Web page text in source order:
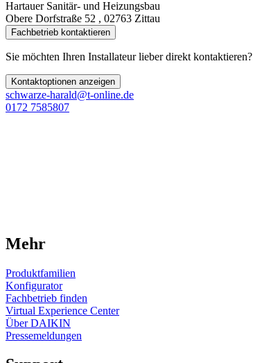
Hartauer Sanitär- und Heizungsbau
Obere Dorfstraße 52 , 02763 Zittau
Fachbetrieb kontaktieren
Sie möchten Ihren Installateur lieber direkt kontaktieren?
Kontaktoptionen anzeigen
schwarze-harald@t-online.de
0172 7585807
Mehr
Produktfamilien
Konfigurator
Fachbetrieb finden
Virtual Experience Center
Über DAIKIN
Pressemeldungen